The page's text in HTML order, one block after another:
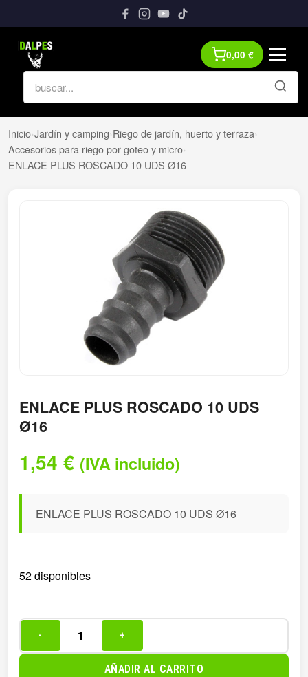
0,00 €
Inicio›Jardín y camping›Riego de jardín, huerto y terraza›
Accesorios para riego por goteo y micro›
ENLACE PLUS ROSCADO 10 UDS Ø16
ENLACE PLUS ROSCADO 10 UDS
Ø16
1,54 € (IVA incluido)
ENLACE PLUS ROSCADO 10 UDS Ø16
52 disponibles
PLUS
- +
AÑADIR AL CARRITO